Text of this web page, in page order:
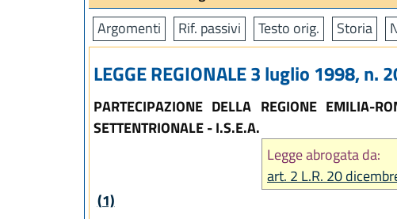
Argomenti
Rif. passivi Testo orig. Storia
LEGGE REGIONALE 3 luglio 1998, n.
PARTECIPAZIONE DELLA REGIONE EMILIA-
SETTENTRIONALE - I.S.E.A.
Legge abrogata da:
art. 2 L.R. 20
(1)